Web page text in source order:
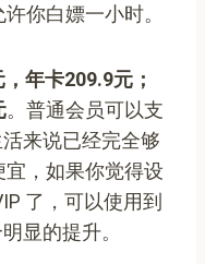
你白嫖一小时。
年卡209.9元；
。普通会员可以支
来说已经完全够
，如果你觉得设
了，可以使用到
显的提升。